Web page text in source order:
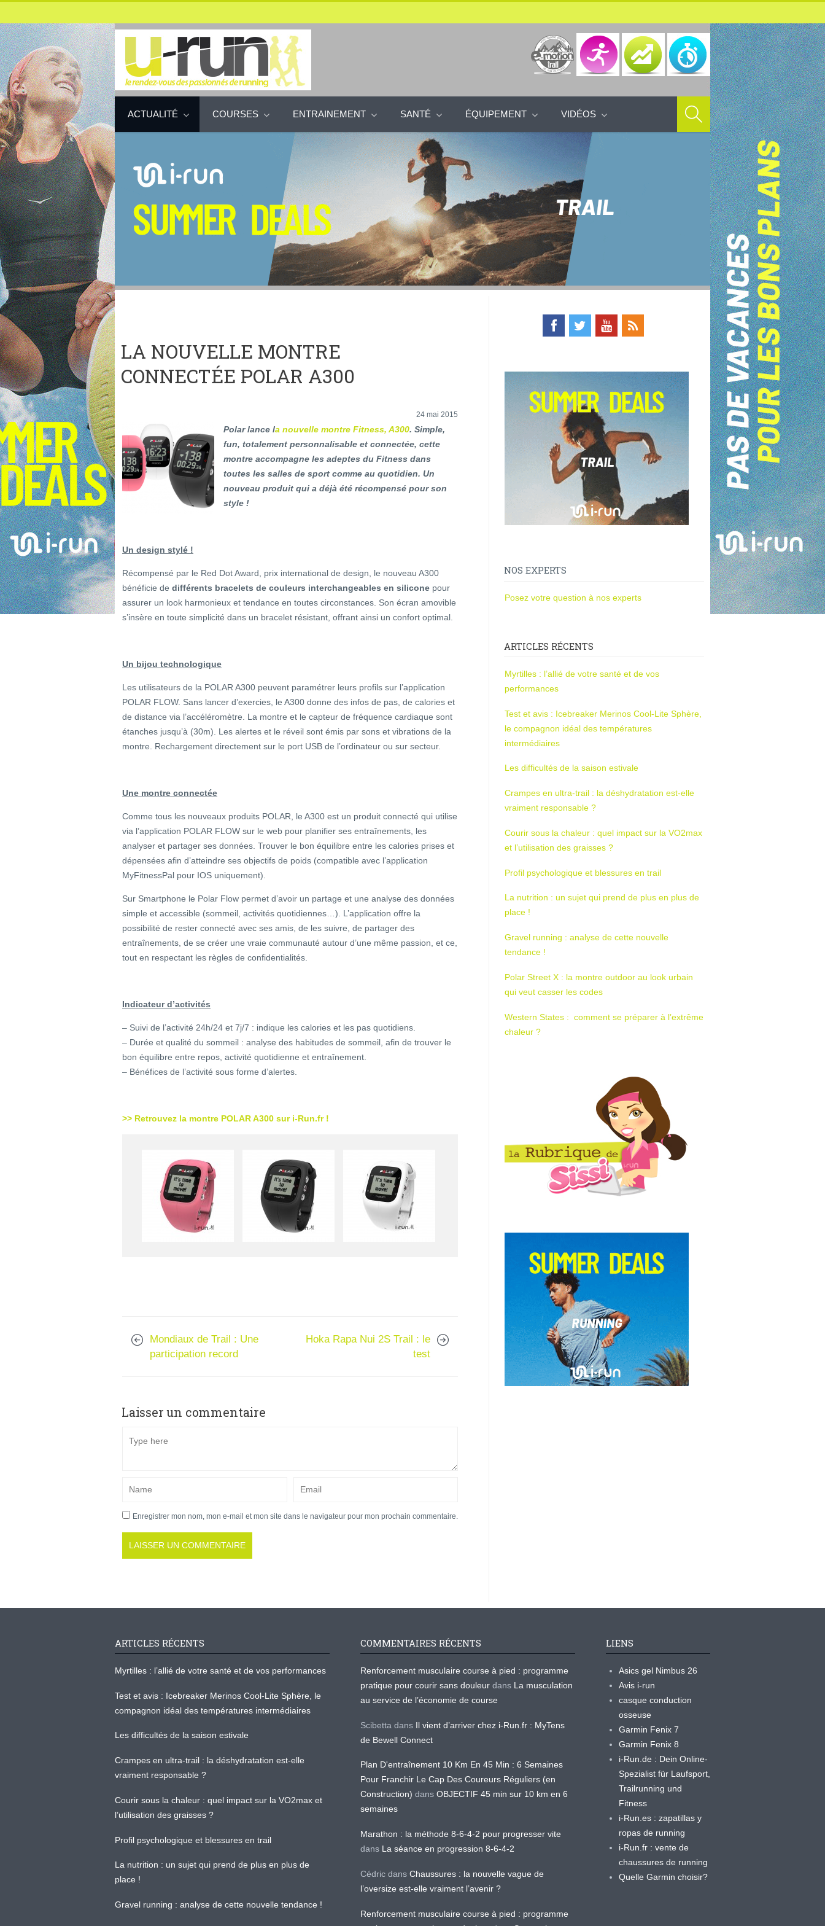
ACTUALITÉ COURSES ENTRAINEMENT SANTÉ ÉQUIPEMENT VIDÉOS
LA NOUVELLE MONTRE
CONNECTÉE POLAR A300
24 mai 2015
Polar lance la nouvelle montre Fitness, A300. Simple,
fun, totalement personnalisable et connectée, cette
montre accompagne les adeptes du Fitness dans
toutes les salles de sport comme au quotidien. Un
nouveau produit qui a déjà été récompensé pour son
style !
Un design stylé !
Récompensé par le Red Dot Award, prix international de design, le nouveau A300
bénéficie de différents bracelets de couleurs interchangeables en silicone pour
assurer un look harmonieux et tendance en toutes circonstances. Son écran amovible
s’insère en toute simplicité dans un bracelet résistant, offrant ainsi un confort optimal.
Un bijou technologique
Les utilisateurs de la POLAR A300 peuvent paramétrer leurs profils sur l’application
POLAR FLOW. Sans lancer d’exercies, le A300 donne des infos de pas, de calories et
de distance via l’accéléromètre. La montre et le capteur de fréquence cardiaque sont
étanches jusqu’à (30m). Les alertes et le réveil sont émis par sons et vibrations de la
montre. Rechargement directement sur le port USB de l’ordinateur ou sur secteur.
Une montre connectée
Comme tous les nouveaux produits POLAR, le A300 est un produit connecté qui utilise
via l’application POLAR FLOW sur le web pour planifier ses entraînements, les
analyser et partager ses données. Trouver le bon équilibre entre les calories prises et
dépensées afin d’atteindre ses objectifs de poids (compatible avec l’application
MyFitnessPal pour IOS uniquement).
Sur Smartphone le Polar Flow permet d’avoir un partage et une analyse des données
simple et accessible (sommeil, activités quotidiennes…). L’application offre la
possibilité de rester connecté avec ses amis, de les suivre, de partager des
entraînements, de se créer une vraie communauté autour d’une même passion, et ce,
tout en respectant les règles de confidentialités.
Indicateur d’activités
– Suivi de l’activité 24h/24 et 7j/7 : indique les calories et les pas quotidiens.
– Durée et qualité du sommeil : analyse des habitudes de sommeil, afin de trouver le
bon équilibre entre repos, activité quotidienne et entraînement.
– Bénéfices de l’activité sous forme d’alertes.
>> Retrouvez la montre POLAR A300 sur i-Run.fr !
Mondiaux de Trail : Une
participation record
Hoka Rapa Nui 2S Trail : le
test
Laisser un commentaire
Enregistrer mon nom, mon e-mail et mon site dans le navigateur pour mon prochain commentaire.
NOS EXPERTS
Posez votre question à nos experts
ARTICLES RÉCENTS
Myrtilles : l’allié de votre santé et de vos
performances
Test et avis : Icebreaker Merinos Cool-Lite Sphère,
le compagnon idéal des températures
intermédiaires
Les difficultés de la saison estivale
Crampes en ultra-trail : la déshydratation est-elle
vraiment responsable ?
Courir sous la chaleur : quel impact sur la VO2max
et l’utilisation des graisses ?
Profil psychologique et blessures en trail
La nutrition : un sujet qui prend de plus en plus de
place !
Gravel running : analyse de cette nouvelle
tendance !
Polar Street X : la montre outdoor au look urbain
qui veut casser les codes
Western States : comment se préparer à l’extrême
chaleur ?
ARTICLES RÉCENTS
Myrtilles : l’allié de votre santé et de vos performances
Test et avis : Icebreaker Merinos Cool-Lite Sphère, le
compagnon idéal des températures intermédiaires
Les difficultés de la saison estivale
Crampes en ultra-trail : la déshydratation est-elle
vraiment responsable ?
Courir sous la chaleur : quel impact sur la VO2max et
l’utilisation des graisses ?
Profil psychologique et blessures en trail
La nutrition : un sujet qui prend de plus en plus de
place !
Gravel running : analyse de cette nouvelle tendance !
COMMENTAIRES RÉCENTS
Renforcement musculaire course à pied : programme
pratique pour courir sans douleur dans La musculation
au service de l’économie de course
Scibetta dans Il vient d’arriver chez i-Run.fr : MyTens
de Bewell Connect
Plan D'entraînement 10 Km En 45 Min : 6 Semaines
Pour Franchir Le Cap Des Coureurs Réguliers (en
Construction) dans OBJECTIF 45 min sur 10 km en 6
semaines
Marathon : la méthode 8-6-4-2 pour progresser vite
dans La séance en progression 8-6-4-2
Cédric dans Chaussures : la nouvelle vague de
l’oversize est-elle vraiment l’avenir ?
Renforcement musculaire course à pied : programme
LIENS
Asics gel Nimbus 26
Avis i-run
casque conduction
osseuse
Garmin Fenix 7
Garmin Fenix 8
i-Run.de : Dein Online-
Spezialist für Laufsport,
Trailrunning und
Fitness
i-Run.es : zapatillas y
ropas de running
i-Run.fr : vente de
chaussures de running
Quelle Garmin choisir?